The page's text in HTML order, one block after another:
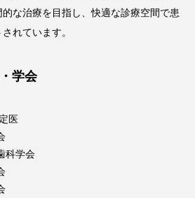
な治療を目指し、快適な診療空間で患
れています。
学会
医
科学会